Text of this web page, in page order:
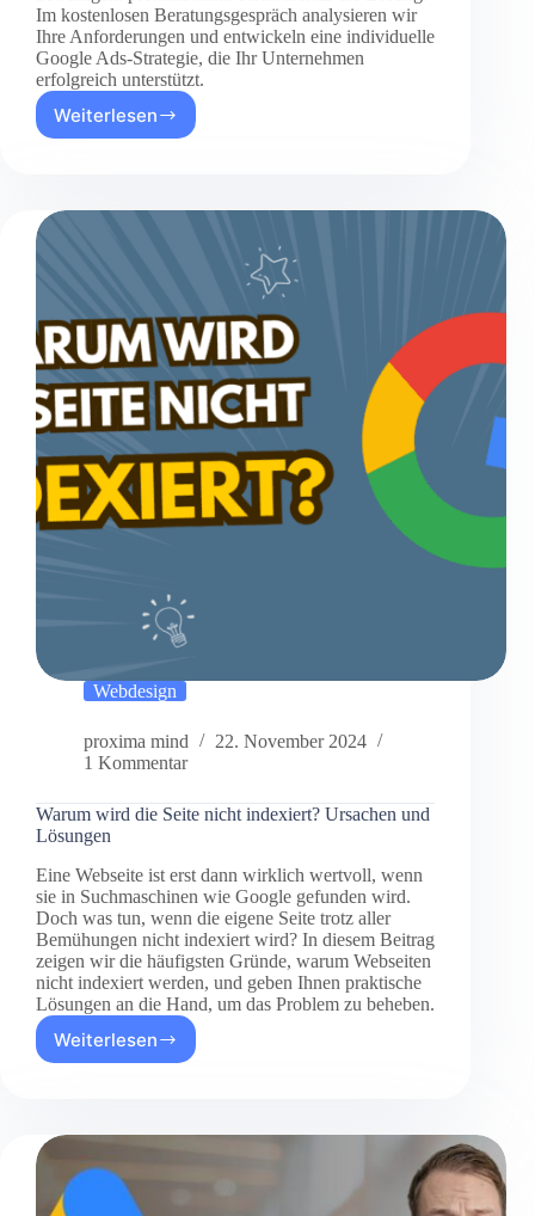
Im kostenlosen Beratungsgespräch analysieren wir
Ihre Anforderungen und entwickeln eine individuelle
Google Ads-Strategie, die Ihr Unternehmen
erfolgreich unterstützt.
Weiterlesen
Webdesign
proxima mind
22. November 2024
1 Kommentar
Warum wird die Seite nicht indexiert? Ursachen und
Lösungen
Eine Webseite ist erst dann wirklich wertvoll, wenn
sie in Suchmaschinen wie Google gefunden wird.
Doch was tun, wenn die eigene Seite trotz aller
Bemühungen nicht indexiert wird? In diesem Beitrag
zeigen wir die häufigsten Gründe, warum Webseiten
nicht indexiert werden, und geben Ihnen praktische
Lösungen an die Hand, um das Problem zu beheben.
Weiterlesen